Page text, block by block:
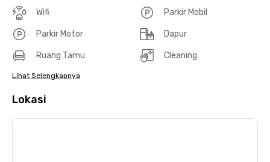
Wifi Parkir Mobil
Parkir Motor Dapur
Ruang Tamu Cleaning
Lihat Selengkapnya
Lokasi